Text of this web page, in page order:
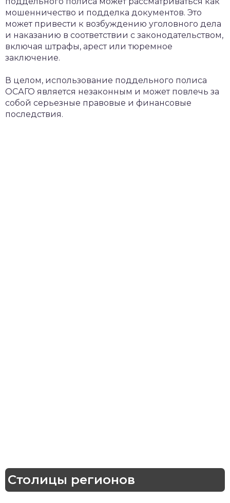
мошенничество и подделка документов. Это
может привести к возбуждению уголовного дела
и наказанию в соответствии с законодательством,
включая штрафы, арест или тюремное
заключение.
В целом, использование поддельного полиса
ОСАГО является незаконным и может повлечь за
собой серьезные правовые и финансовые
последствия.
Столицы регионов